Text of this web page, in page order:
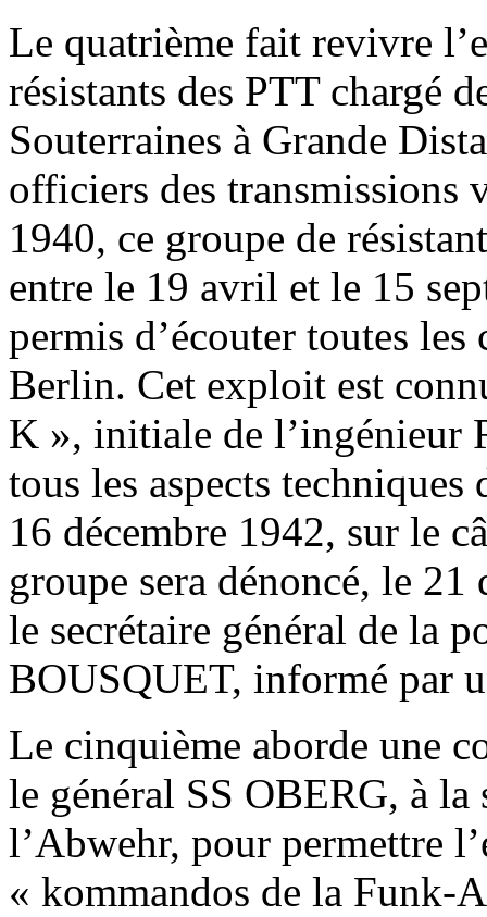
Le quatrième fait revivre
résistants des PTT chargé
Souterraines à Grande
officiers des transmissions
1940, ce groupe de
entre le 19 avril et le 15
permis d’écouter toutes
Berlin. Cet exploit est
K », initiale de
tous les aspects
16 décembre 1942, sur le
groupe sera dénoncé, le 21
le secrétaire général de la
BOUSQUET, informé par
Le cinquième aborde une
le général SS OBERG, à la
l’Abwehr, pour permettre
« kommandos de la Funk-